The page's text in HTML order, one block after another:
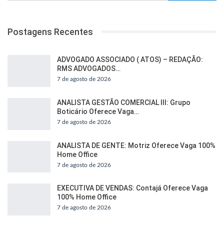
Postagens Recentes
ADVOGADO ASSOCIADO ( ATOS) – REDAÇÃO:
RMS ADVOGADOS…
7 de agosto de 2026
ANALISTA GESTÃO COMERCIAL III: Grupo
Boticário Oferece Vaga…
7 de agosto de 2026
ANALISTA DE GENTE: Motriz Oferece Vaga 100%
Home Office
7 de agosto de 2026
EXECUTIVA DE VENDAS: Contajá Oferece Vaga
100% Home Office
7 de agosto de 2026